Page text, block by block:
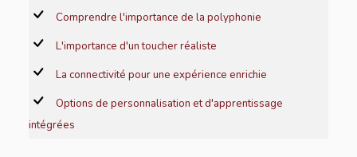
Comprendre l'importance de la polyphonie
L'importance d'un toucher réaliste
La connectivité pour une expérience enrichie
Options de personnalisation et d'apprentissage
intégrées